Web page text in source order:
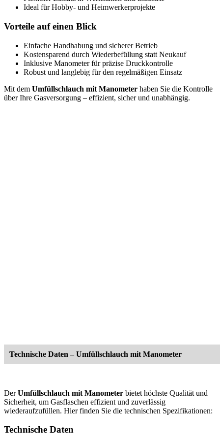
Ideal für Hobby- und Heimwerkerprojekte
Vorteile auf einen Blick
Einfache Handhabung und sicherer Betrieb
Kostensparend durch Wiederbefüllung statt Neukauf
Inklusive Manometer für präzise Druckkontrolle
Robust und langlebig für den regelmäßigen Einsatz
Mit dem Umfüllschlauch mit Manometer haben Sie die Kontrolle
über Ihre Gasversorgung – effizient, sicher und unabhängig.
Technische Daten – Umfüllschlauch mit Manometer
DerUmfüllschlauch mit Manometer bietet höchste Qualität und
Sicherheit, um Gasflaschen effizient und zuverlässig
wiederaufzufüllen. Hier finden Sie die technischen Spezifikationen:
Technische Daten